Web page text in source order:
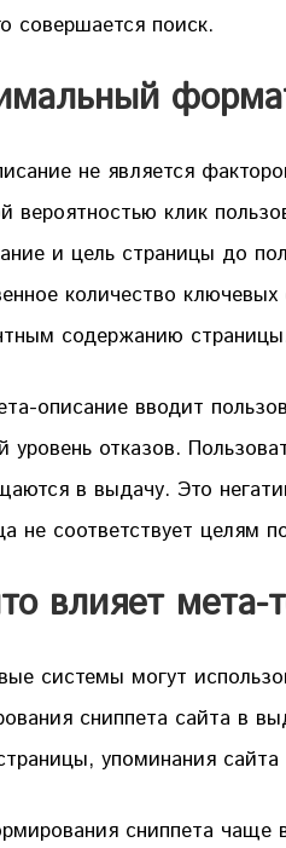
совершается поиск.
не является
вероятностью клик
и цель страницы до
количество
содержанию
описание вводит
уровень отказов.
в выдачу. Это
не соответствует целям
влияет мета-
системы могут
сниппета сайта в
упоминания сайта
сниппета чаще